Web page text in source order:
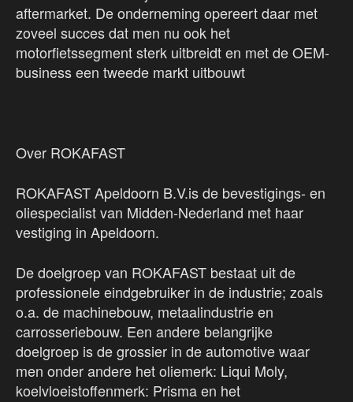
aftermarket. De onderneming opereert daar met
zoveel succes dat men nu ook het
motorfietssegment sterk uitbreidt en met de OEM-
business een tweede markt uitbouwt
Over ROKAFAST
ROKAFAST Apeldoorn B.V.is de bevestigings- en
oliespecialist van Midden-Nederland met haar
vestiging in Apeldoorn.
De doelgroep van ROKAFAST bestaat uit de
professionele eindgebruiker in de industrie; zoals
o.a. de machinebouw, metaalindustrie en
carrosseriebouw. Een andere belangrijke
doelgroep is de grossier in de automotive waar
men onder andere het oliemerk: Liqui Moly,
koelvloeistoffenmerk: Prisma en het